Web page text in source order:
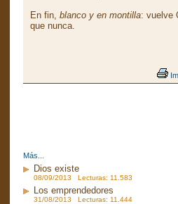
En fin, blanco y en montilla: vuelve
que nunca.
Más...
Dios existe
08/09/2013 Lecturas: 11.583
Los emprendedores
31/08/2013 Lecturas: 11.444